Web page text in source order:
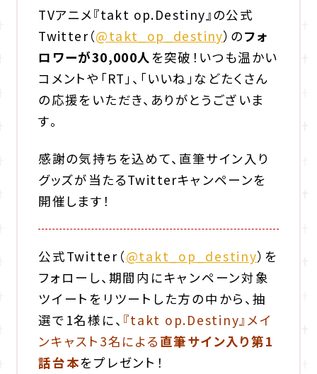
TVアニメ『takt op.Destiny』の公式
Twitter（@takt_op_destiny）のフォ
ロワーが30,000人 を突破！いつも温かい
コメントや「RT」、「いいね」などたくさん
の応援をいただき、ありがとうございま
す。
感謝の気持ちを込めて、直筆サイン入り
グッズが当たるTwitterキャンペーンを
開催します！
公式Twitter（@takt_op_destiny）を
フォロー し、期間内にキャンペーン対象
ツイートをリツートした方の中から、抽
選で1名様に、 『takt op.Destiny』メイ
ンキャスト3名による 直筆サイン入り第1
話台本をプレゼント！